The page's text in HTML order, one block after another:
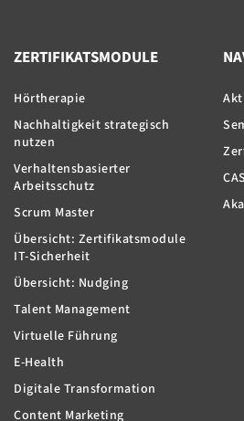
ZERTIFIKATSMODULE
Hörtherapie
Nachhaltigkeit strategisch
nutzen
Verhaltensbasierter
Arbeitsschutz
Scrum Master
Übersicht: Zertifikatsmodule
IT-Sicherheit
Übersicht: Nudging
Talent Management
Virtuelle Führung
E-Health
Digitale Transformation
Content Marketing
CAS